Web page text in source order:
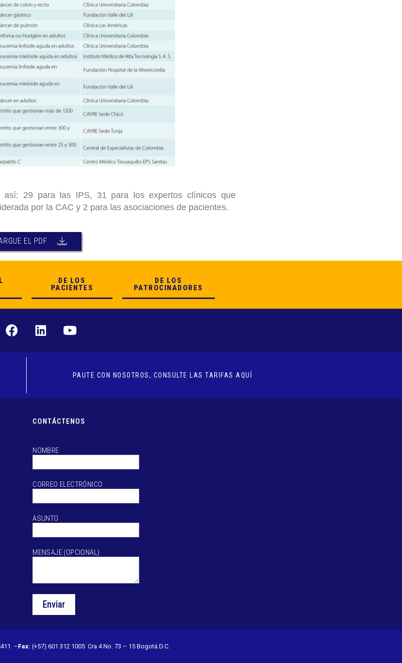
así: 29 para las IPS, 31 para los expertos clínicos que
por la CAC y 2 para las asociaciones de pacientes.
EL PDF
DE LOS
PACIENTES
DE LOS
PATROCINADORES
PAUTE CON NOSOTROS, CONSULTE LAS TARIFAS AQUÍ
CONTÁCTENOS
NOMBRE
CORREO ELECTRÓNICO
ASUNTO
MENSAJE (OPCIONAL)
–Fax: (+57) 601 312 1005 Cra 4 No. 73 – 15 Bogotá D.C.